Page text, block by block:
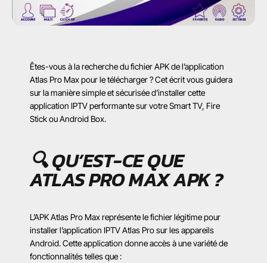
Êtes-vous à la recherche du fichier APK de l’application
Atlas Pro Max pour le télécharger ? Cet écrit vous guidera
sur la manière simple et sécurisée d’installer cette
application IPTV performante sur votre Smart TV, Fire
Stick ou Android Box.
🔍 QU’EST-CE QUE
ATLAS PRO MAX APK ?
L’APK Atlas Pro Max représente le fichier légitime pour
installer l’application IPTV Atlas Pro sur les appareils
Android. Cette application donne accès à une variété de
fonctionnalités telles que :